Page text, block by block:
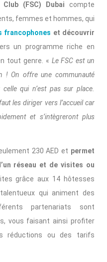
(FSC) Dubai compte
femmes et hommes, qui
francophones et découvrir
un programme riche en
tout genre. « Le FSC est un
! On offre une communauté
qui n’est pas sur place.
les diriger vers l’accueil car
et s’intègreront plus
230 AED et permet
réseau et de visites ou
grâce aux 14 hôtesses
qui animent des
partenariats sont
vous faisant ainsi profiter
réductions ou des tarifs